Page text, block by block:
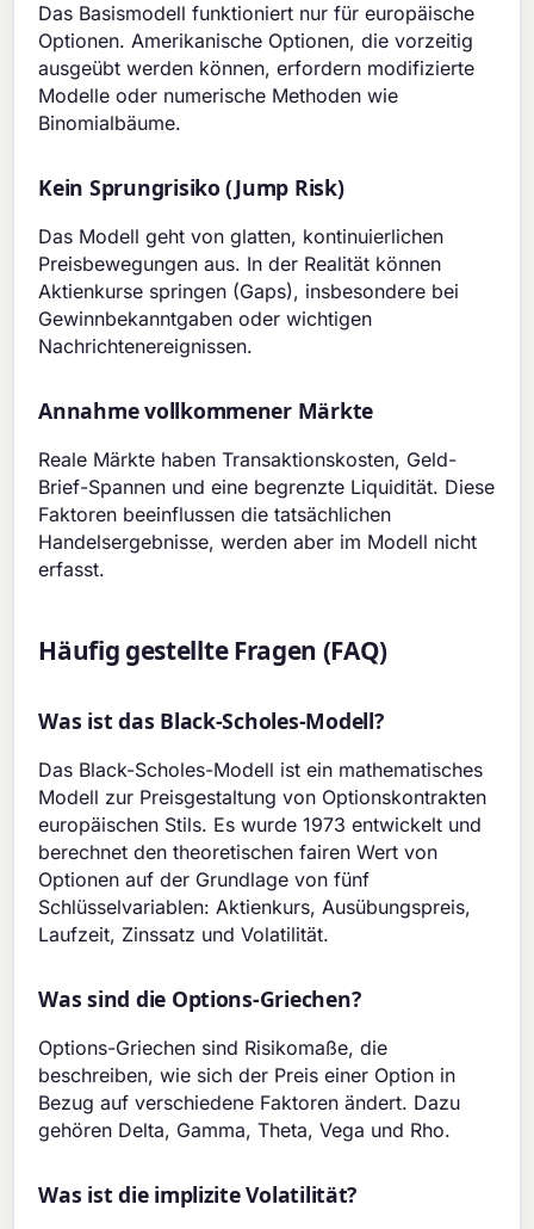
Das Basismodell funktioniert nur für europäische
Optionen. Amerikanische Optionen, die vorzeitig
ausgeübt werden können, erfordern modifizierte
Modelle oder numerische Methoden wie
Binomialbäume.
Kein Sprungrisiko (Jump Risk)
Das Modell geht von glatten, kontinuierlichen
Preisbewegungen aus. In der Realität können
Aktienkurse springen (Gaps), insbesondere bei
Gewinnbekanntgaben oder wichtigen
Nachrichtenereignissen.
Annahme vollkommener Märkte
Reale Märkte haben Transaktionskosten, Geld-
Brief-Spannen und eine begrenzte Liquidität. Diese
Faktoren beeinflussen die tatsächlichen
Handelsergebnisse, werden aber im Modell nicht
erfasst.
Häufig gestellte Fragen (FAQ)
Was ist das Black-Scholes-Modell?
Das Black-Scholes-Modell ist ein mathematisches
Modell zur Preisgestaltung von Optionskontrakten
europäischen Stils. Es wurde 1973 entwickelt und
berechnet den theoretischen fairen Wert von
Optionen auf der Grundlage von fünf
Schlüsselvariablen: Aktienkurs, Ausübungspreis,
Laufzeit, Zinssatz und Volatilität.
Was sind die Options-Griechen?
Options-Griechen sind Risikomaße, die
beschreiben, wie sich der Preis einer Option in
Bezug auf verschiedene Faktoren ändert. Dazu
gehören Delta, Gamma, Theta, Vega und Rho.
Was ist die implizite Volatilität?